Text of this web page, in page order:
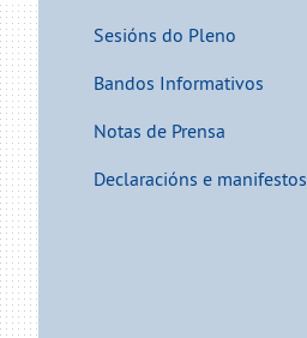
Sesións do Pleno
Bandos Informativos
Notas de Prensa
Declaracións e manifestos